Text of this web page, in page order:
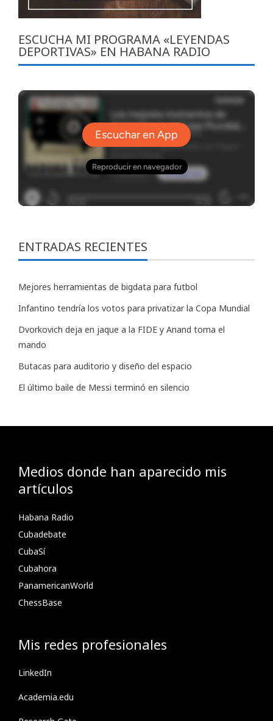
ESCUCHA MI PROGRAMA «LEYENDAS
DEPORTIVAS» EN HABANA RADIO
ENTRADAS RECIENTES
Mejores herramientas de bigdata para futbol
Infantino tendría los votos para privatizar la Copa Mundial
Dvorkovich deja en jaque a la FIDE y Anand toma el
mando
Butacas para auditorio y diseño del espacio
El último baile de Messi terminó en silencio
Medios donde han aparecido mis
artículos
Habana Radio
Cubadebate
CubaSí
Cubahora
PanamericanWorld
ChessBase
Mis redes profesionales
LinkedIn
Academia.edu